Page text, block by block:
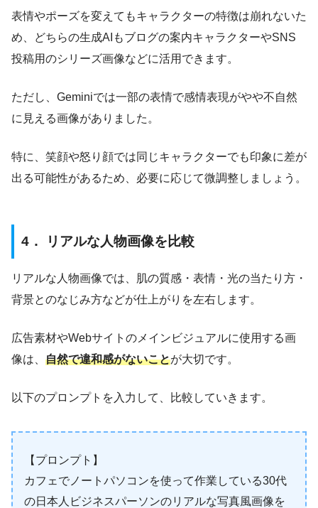
表情やポーズを変えてもキャラクターの特徴は崩れないた
め、どちらの生成AIもブログの案内キャラクターやSNS
投稿用のシリーズ画像などに活用できます。
ただし、Geminiでは一部の表情で感情表現がやや不自然
に見える画像がありました。
特に、笑顔や怒り顔では同じキャラクターでも印象に差が
出る可能性があるため、必要に応じて微調整しましょう。
4． リアルな人物画像を比較
リアルな人物画像では、肌の質感・表情・光の当たり方・
背景とのなじみ方などが仕上がりを左右します。
広告素材やWebサイトのメインビジュアルに使用する画
像は、 自然で違和感がないことが大切です。
以下のプロンプトを入力して、比較していきます。
【プロンプト】
カフェでノートパソコンを使って作業している30代
の日本人ビジネスパーソンのリアルな写真風画像を